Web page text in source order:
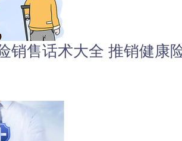
销售话术大全 推销健康